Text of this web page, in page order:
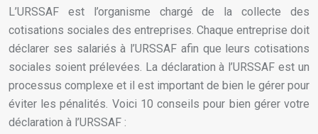
L’URSSAF est l’organisme chargé de la collecte des
cotisations sociales des entreprises. Chaque entreprise doit
déclarer ses salariés à l’URSSAF afin que leurs cotisations
sociales soient prélevées. La déclaration à l’URSSAF est un
processus complexe et il est important de bien le gérer pour
éviter les pénalités. Voici 10 conseils pour bien gérer votre
déclaration à l’URSSAF :